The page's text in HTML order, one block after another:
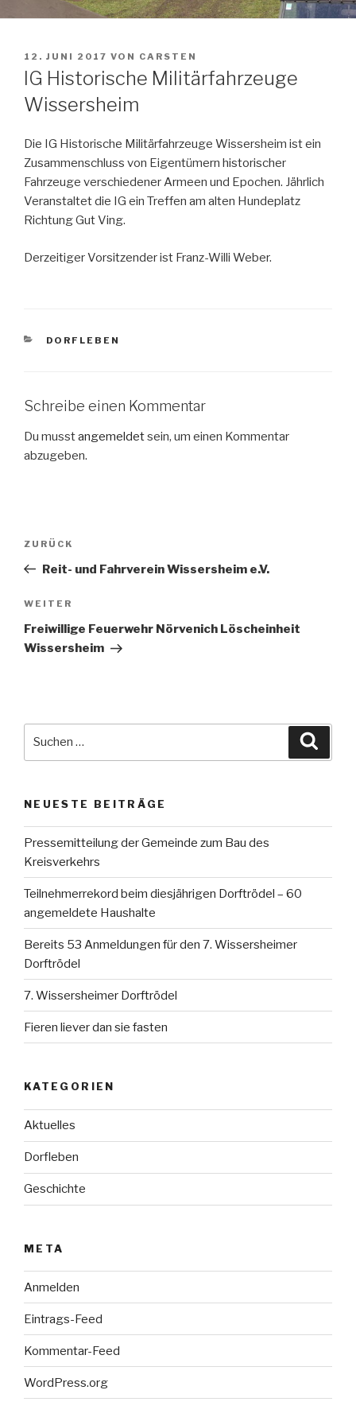
VERÖFFENTLICHT
AM
12. JUNI 2017 VON CARSTEN
IG Historische Militärfahrzeuge
Wissersheim
Die IG Historische Militärfahrzeuge Wissersheim ist ein
Zusammenschluss von Eigentümern historischer
Fahrzeuge verschiedener Armeen und Epochen. Jährlich
Veranstaltet die IG ein Treffen am alten Hundeplatz
Richtung Gut Ving.
Derzeitiger Vorsitzender ist Franz-Willi Weber.
KATEGORIEN
DORFLEBEN
Schreibe einen Kommentar
Du musstangemeldetsein, um einen Kommentar
abzugeben.
Beitragsnavigation
Vorheriger
Beitrag
ZURÜCK
Reit- und Fahrverein Wissersheim e.V.
Nächster
Beitrag
WEITER
Freiwillige Feuerwehr Nörvenich Löscheinheit
Wissersheim
NEUESTE BEITRÄGE
Pressemitteilung der Gemeinde zum Bau des
Kreisverkehrs
Teilnehmerrekord beim diesjährigen Dorftrödel – 60
angemeldete Haushalte
Bereits 53 Anmeldungen für den 7. Wissersheimer
Dorftrödel
7. Wissersheimer Dorftrödel
Fieren liever dan sie fasten
KATEGORIEN
Aktuelles
Dorfleben
Geschichte
META
Anmelden
Eintrags-Feed
Kommentar-Feed
WordPress.org